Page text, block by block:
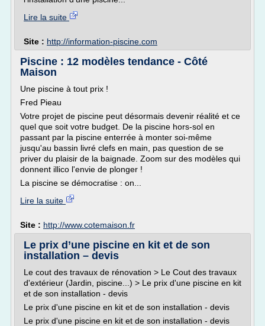
Lire la suite
Site : http://information-piscine.com
Piscine : 12 modèles tendance - Côté
Maison
Une piscine à tout prix !
Fred Pieau
Votre projet de piscine peut désormais devenir réalité et ce
quel que soit votre budget. De la piscine hors-sol en
passant par la piscine enterrée à monter soi-même
jusqu'au bassin livré clefs en main, pas question de se
priver du plaisir de la baignade. Zoom sur des modèles qui
donnent illico l'envie de plonger !
La piscine se démocratise : on...
Lire la suite
Site : http://www.cotemaison.fr
Le prix d’une piscine en kit et de son
installation – devis
Le cout des travaux de rénovation > Le Cout des travaux
d'extérieur (Jardin, piscine...) > Le prix d'une piscine en kit
et de son installation - devis
Le prix d'une piscine en kit et de son installation - devis
Le prix d'une piscine en kit et de son installation - devis